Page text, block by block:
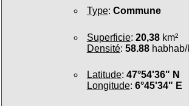
Type: Commune
Superficie: 20,38km²
Densité: 58.88habhab/
Latitude: 47°54'36" N
Longitude: 6°45'34" E